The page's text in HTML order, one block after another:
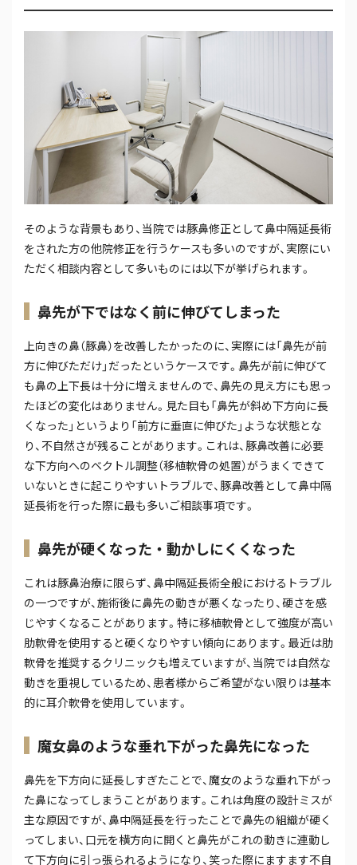
そのような背景もあり、当院では豚鼻修正として鼻中隔延長術
をされた方の他院修正を行うケースも多いのですが、実際にい
ただく相談内容として多いものには以下が挙げられます。
鼻先が下ではなく前に伸びてしまった
上向きの鼻（豚鼻）を改善したかったのに、実際には「鼻先が前
方に伸びただけ」だったというケースです。鼻先が前に伸びて
も鼻の上下長は十分に増えませんので、鼻先の見え方にも思っ
たほどの変化はありません。見た目も「鼻先が斜め下方向に長
くなった」というより「前方に垂直に伸びた」ような状態とな
り、不自然さが残ることがあります。これは、豚鼻改善に必要
な下方向へのベクトル調整（移植軟骨の処置）がうまくできて
いないときに起こりやすいトラブルで、豚鼻改善として鼻中隔
延長術を行った際に最も多いご相談事項です。
鼻先が硬くなった・動かしにくくなった
これは豚鼻治療に限らず、鼻中隔延長術全般におけるトラブル
の一つですが、施術後に鼻先の動きが悪くなったり、硬さを感
じやすくなることがあります。特に移植軟骨として強度が高い
肋軟骨を使用すると硬くなりやすい傾向にあります。最近は肋
軟骨を推奨するクリニックも増えていますが、当院では自然な
動きを重視しているため、患者様からご希望がない限りは基本
的に耳介軟骨を使用しています。
魔女鼻のような垂れ下がった鼻先になった
鼻先を下方向に延長しすぎたことで、魔女のような垂れ下がっ
た鼻になってしまうことがあります。これは角度の設計ミスが
主な原因ですが、鼻中隔延長を行ったことで鼻先の組織が硬く
ってしまい、口元を横方向に開くと鼻先がこれの動きに連動し
て下方向に引っ張られるようになり、笑った際にますます不自